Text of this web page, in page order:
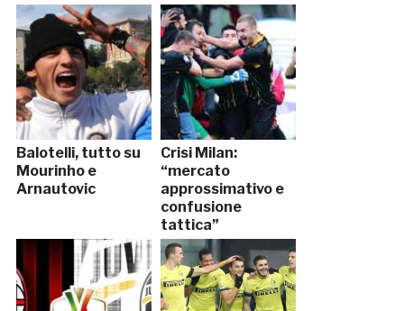
Balotelli, tutto su
Mourinho e
Arnautovic
Crisi Milan:
“mercato
approssimativo e
confusione
tattica”